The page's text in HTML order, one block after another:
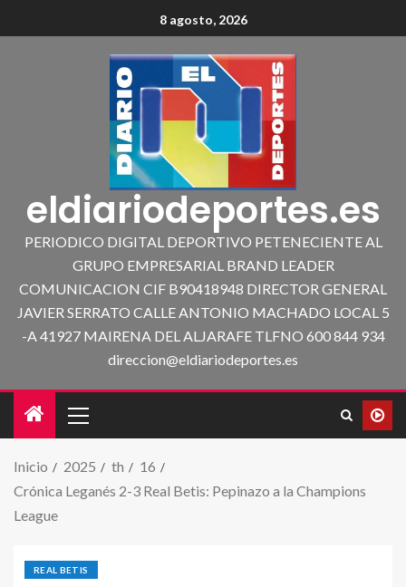
8 agosto, 2026
eldiariodeportes.es
PERIODICO DIGITAL DEPORTIVO PETENECIENTE AL
GRUPO EMPRESARIAL BRAND LEADER
COMUNICACION CIF B90418948 DIRECTOR GENERAL
JAVIER SERRATO CALLE ANTONIO MACHADO LOCAL 5
-A 41927 MAIRENA DEL ALJARAFE TLFNO 600 844 934
direccion@eldiariodeportes.es
Inicio 2025 th
16
Crónica Leganés 2-3 Real Betis: Pepinazo a la Champions
League
REAL BETIS